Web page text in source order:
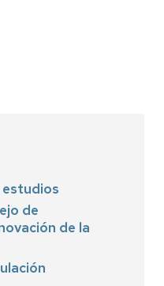
estudios
de
de la